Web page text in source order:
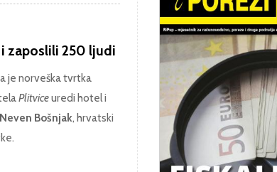
zaposlili 250 ljudi
je norveška tvrtka
Plitviceuredi hotel i
Neven Bošnjak, hrvatski